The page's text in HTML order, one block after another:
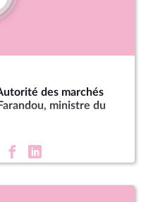
des marchés
ministre du